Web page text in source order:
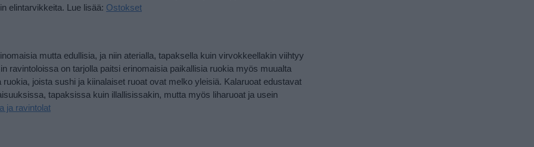
elintarvikkeita. Lue lisää: Ostokset
mutta edullisia, ja niin aterialla, tapaksella kuin virvokkeellakin viihtyy
ravintoloissa on tarjolla paitsi erinomaisia paikallisia ruokia myös muualta
joista sushi ja kiinalaiset ruoat ovat melko yleisiä. Kalaruoat edustavat
tapaksissa kuin illallisissakin, mutta myös liharuoat ja usein
ja ravintolat